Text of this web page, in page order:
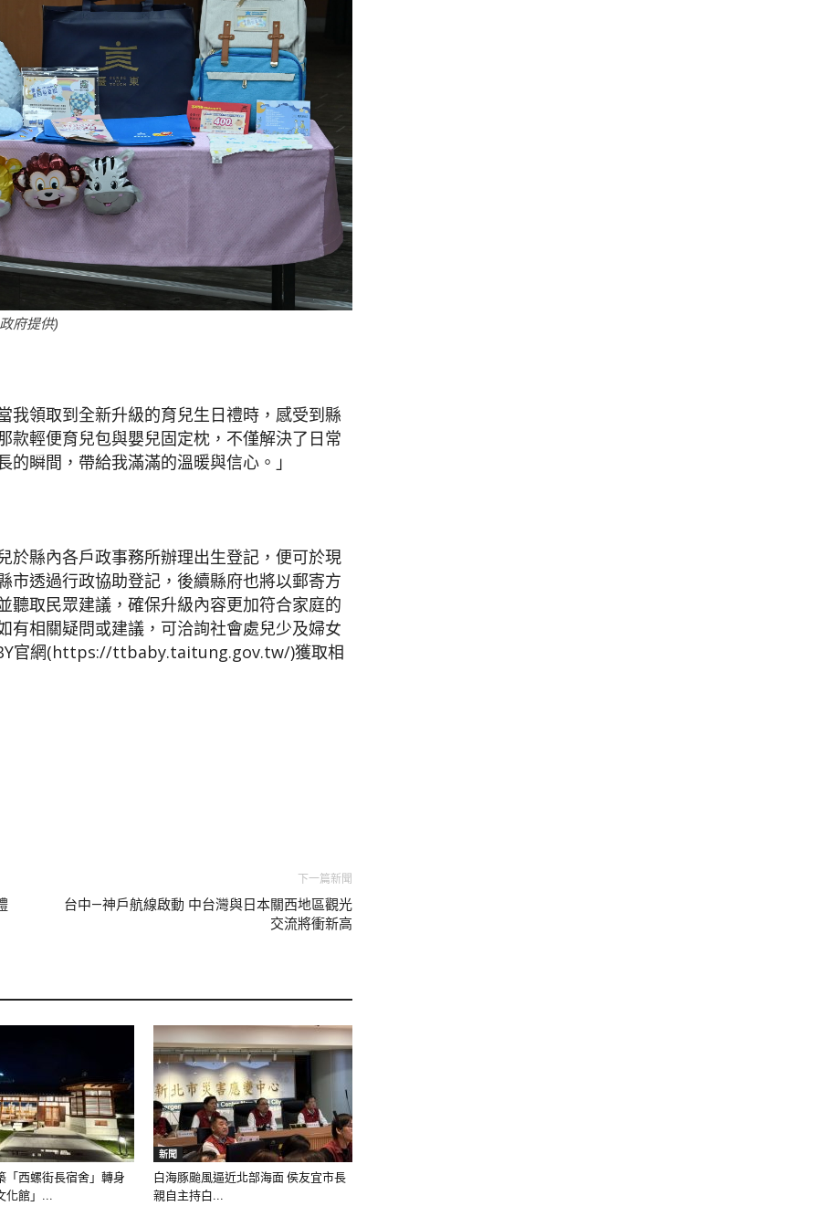
府提供)
我領取到全新升級的育兒生日禮時，感受到縣
款輕便育兒包與嬰兒固定枕，不僅解決了日常
瞬間，帶給我滿滿的溫暖與信心。」
於縣內各戶政事務所辦理出生登記，便可於現
市透過行政協助登記，後續縣府也將以郵寄方
聽取民眾建議，確保升級內容更加符合家庭的
有相關疑問或建議，可洽詢社會處兒少及婦女
官網(https://ttbaby.taitung.gov.tw/)獲取相
下一篇新聞
台中—神戶航線啟動 中台灣與日本關西地區觀光
交流將衝新高
「西螺街長宿舍」轉身
化館」...
新聞
白海豚颱風逼近北部海面 侯友宜市長
親自主持白...